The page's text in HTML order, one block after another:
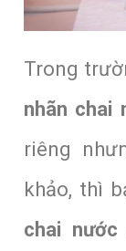
Trong
nhãn chai
riêng
khảo, thì
chai